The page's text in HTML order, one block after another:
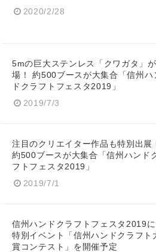
2020/2/28
5mの巨大ステンレス「クワガタ」
場！ 約500ブースが大集合「信州ハ
ドクラフトフェスタ2019」
2019/7/3
注目のクリエイター作品も特別出展
約500ブースが大集合「信州ハンド
フトフェスタ2019」
2019/7/1
信州ハンドクラフトフェスタ2019
特別イベント「信州ハンドクラフト
賞コンテスト」を開催予定